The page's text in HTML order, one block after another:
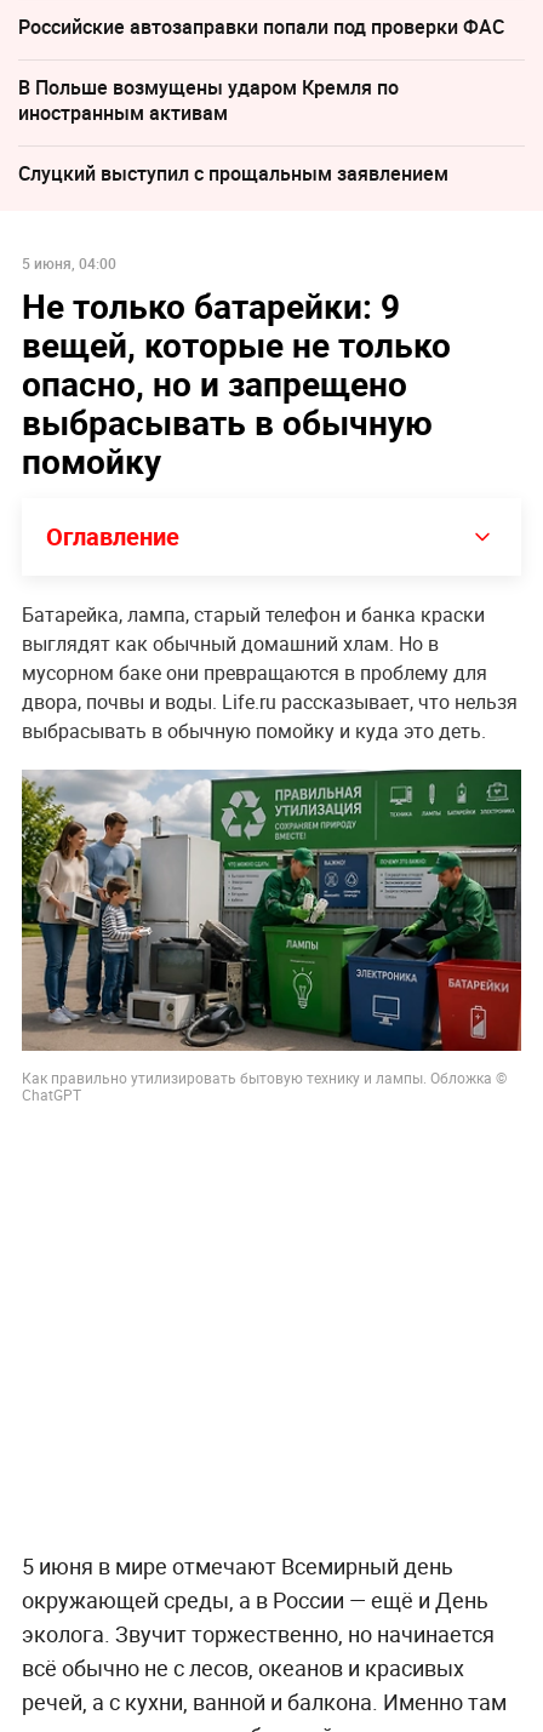
Российские автозаправки попали под проверки ФАС
В Польше возмущены ударом Кремля по
иностранным активам
Слуцкий выступил с прощальным заявлением
5 июня, 04:00
Не только батарейки: 9
вещей, которые не только
опасно, но и запрещено
выбрасывать в обычную
помойку
Оглавление
Батарейка, лампа, старый телефон и банка краски
выглядят как обычный домашний хлам. Но в
мусорном баке они превращаются в проблему для
двора, почвы и воды. Life.ru рассказывает, что нельзя
выбрасывать в обычную помойку и куда это деть.
Как правильно утилизировать бытовую технику и лампы. Обложка ©
ChatGPT
5 июня в мире отмечают Всемирный день
окружающей среды, а в России — ещё и День
эколога. Звучит торжественно, но начинается
всё обычно не с лесов, океанов и красивых
речей, а с кухни, ванной и балкона. Именно там